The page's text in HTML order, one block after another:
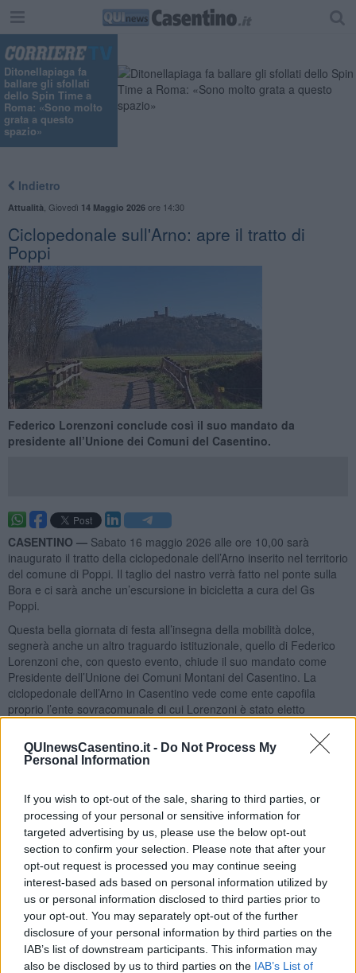
QUInewsCasentino.it - Do Not Process My
Personal Information
If you wish to opt-out of the sale, sharing to third parties, or
processing of your personal or sensitive information for
targeted advertising by us, please use the below opt-out
section to confirm your selection. Please note that after your
opt-out request is processed you may continue seeing
interest-based ads based on personal information utilized by
us or personal information disclosed to third parties prior to
your opt-out. You may separately opt-out of the further
disclosure of your personal information by third parties on the
IAB’s list of downstream participants. This information may
also be disclosed by us to third parties on the IAB’s List of
Ditonellapiaga fa
ballare gli sfollati
dello Spin Time a
Roma: «Sono molto
grata a questo
spazio»
Indietro
Attualità Giovedì 14 Maggio 2026ore 14:30
Ciclopedonale sull'Arno: apre il tratto di
Poppi
Federico Lorenzoni conclude così il suo mandato da
presidente all’Unione dei Comuni del Casentino.
CASENTINO — Sabato 16 maggio 2026 alle ore 10,00 sarà
inaugurato il tratto della ciclopedonale dell’Arno inserito nel territorio
del comune di Poppi. Il taglio del nastro verrà fatto nel ponte sulla
Bora e ci sarà anche un’escursione in bicicletta a cura del Gs
Poppi.
Questa bella giornata di festa all’insegna della mobilità dolce,
segnerà anche un altro traguardo istituzionale, quello di Federico
Lorenzoni che, con questo evento, chiude il suo mandato come
Presidente dell’Unione dei Comuni Montani del Casentino. La
ciclopedonale dell’Arno in Casentino vede come ente capofila
proprio l’ente sovracomunale di cui Lorenzoni è stato eletto
Due anni che sembrano un attimo, intensi, fatti di impegno
quotidiano e di grandi traguardi. La nuova sede sarà presto
restituita alla comunità e la ciclovia dell’Arno nel tratto del Comune
di Poppi che inauguriamo sabato, un altro elemento di
valore.
Opere che resteranno nel tempo, che parlano di futuro e
scrivono la storia del Casentino. Di questo sono profondamente
orgoglioso”,sono le parole con cui Lorenzonisi conceda dalla
sua funzione di presidente e insieme invita a partecipare al taglio
del nastro di un altro tratto di un’opera che vede il Casentino in
prima linea nella realizzazione del grande progetto voluto e
finanziato dalla Regione Toscana.